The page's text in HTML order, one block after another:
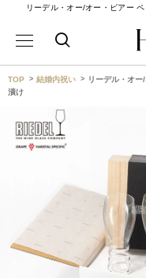
リーデル・オー/オー・ビアー
TOP 結婚内祝い
リーデル・オ
漬け